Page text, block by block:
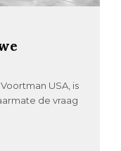
USA, is
de vraag